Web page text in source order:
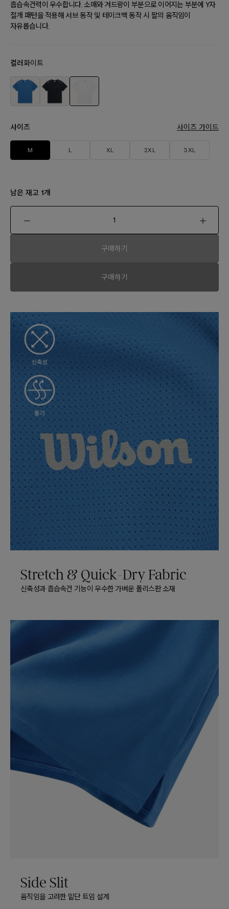
Stretch & Quick-Dry Fabric​
신축성과 흡습속건 기능이 우수한 가벼운 폴리스판 소재
Side Slit
움직임을 고려한 밑단 트임 설계​
흡습속건력이 우수합니다. 소매와 겨드랑이 부분으로 이어지는 부분에 Y자
절개 패턴을 적용해 서브 동작 및 테이크백 동작 시 팔의 움직임이
자유롭습니다.
컬러화이트
사이즈 사이즈 가이드
M L XL 2XL 3XL
남은 재고 1개
구매하기
구매하기